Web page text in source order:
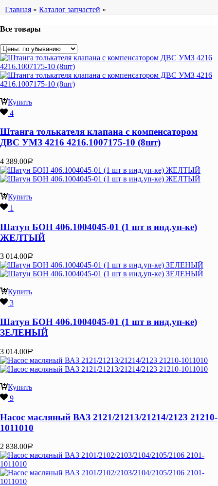
Главная » Каталог запчастей »
Все товары
Купить
4
Штанга толькателя клапана с компенсатором
ДВС УМЗ 4216 4216.1007175-10 (8шт)
4 389.00Р
Купить
1
Шатун БОН 406.1004045-01 (1 шт в инд.уп-ке)
ЖЕЛТЫЙ
3 014.00Р
Купить
3
Шатун БОН 406.1004045-01 (1 шт в инд.уп-ке)
ЗЕЛЕНЫЙ
3 014.00Р
Купить
9
Насос масляный ВАЗ 2121/21213/21214/2123 21210-
1011010
2 838.00Р